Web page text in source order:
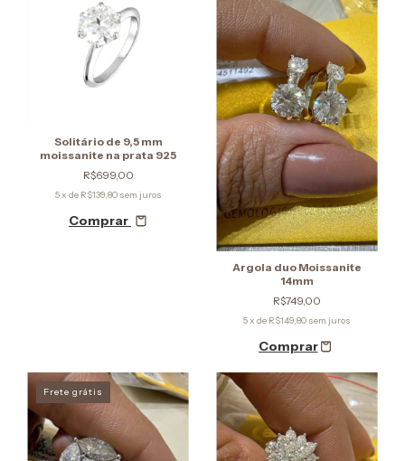
Solitário de 9,5 mm
moissanite na prata 925
R$699,00
5x de R$139,80 sem juros
Comprar
Argola duo Moissanite
14mm
R$749,00
5x de R$149,80 sem juros
Frete grátis